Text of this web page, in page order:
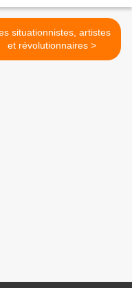
situationnistes, artistes
et révolutionnaires >